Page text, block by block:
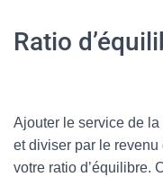
Ratio
Ajouter le service de la
et diviser par le revenu
votre ratio d’équilibre.